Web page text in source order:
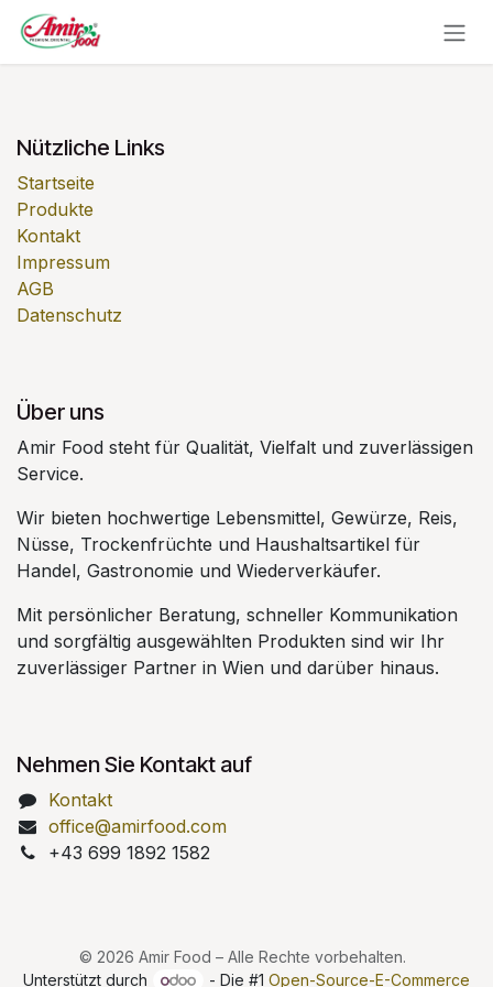
Zum Inhalt springen
Nützliche Links
Startseite
Produkte
Kontakt
Impressum
AGB
Datenschutz
Über uns
Amir Food steht für Qualität, Vielfalt und zuverlässigen
Service.
Wir bieten hochwertige Lebensmittel, Gewürze, Reis,
Nüsse, Trockenfrüchte und Haushaltsartikel für
Handel, Gastronomie und Wiederverkäufer.
Mit persönlicher Beratung, schneller Kommunikation
und sorgfältig ausgewählten Produkten sind wir Ihr
zuverlässiger Partner in Wien und darüber hinaus.
Nehmen Sie Kontakt auf
Kontakt
office@amirfood.com
+43 699 1892 1582
© 2026 Amir Food – Alle Rechte vorbehalten.
Unterstützt durch
- Die #1Open-Source-E-Commerce